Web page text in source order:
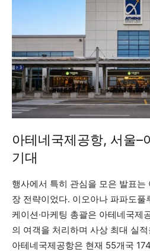
아테네국제공항, 서울–
기대
행사에서 특히 관심을 모은 발표는
장 전략이었다. 이오아나 파파도풀
케이션·마케팅 총괄은 아테네국
의 여객을 처리하며 사상 최대 실
아테네국제공항은 현재 55개국